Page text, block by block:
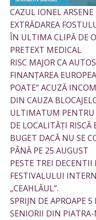
CAZUL IONEL
EXTRĂDAREA
ÎN ULTIMA CLIPĂ DE
PRETEXT MEDICAL
RISC MAJOR CA
FINANȚAREA
POATE” ACUZĂ
DIN CAUZA
ULTIMATUM PENTRU
DE LOCALITĂȚI RISCĂ
BUGET DACĂ NU SE
PÂNĂ PE 25 AUGUST
PESTE TREI
FESTIVALULUI
„CEAHLĂUL”.
SPRIJN DE APROAPE
SENIORII DIN